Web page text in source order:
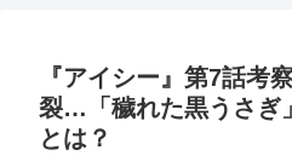
『アイシー』第7話考
裂…「穢れた黒うさぎ
とは？